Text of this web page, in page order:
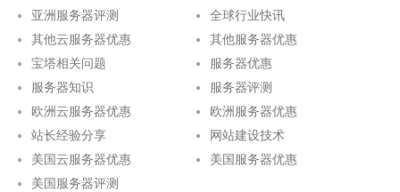
亚洲服务器评测
全球行业快讯
其他云服务器优惠
其他服务器优惠
宝塔相关问题
服务器优惠
服务器知识
服务器评测
欧洲云服务器优惠
欧洲服务器优惠
站长经验分享
网站建设技术
美国云服务器优惠
美国服务器优惠
美国服务器评测